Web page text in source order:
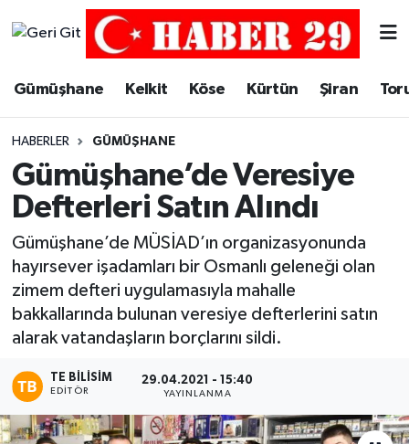
Gümüşhane Kelkit Köse Kürtün Şiran
HABERLER GÜMÜŞHANE
Gümüşhane’de Veresiye
Defterleri Satın Alındı
Gümüşhane’de MÜSİAD’ın organizasyonunda
hayırsever işadamları bir Osmanlı geleneği olan
zimem defteri uygulamasıyla mahalle
bakkallarında bulunan veresiye defterlerini satın
alarak vatandaşların borçlarını sildi.
TE BILISIM
EDITÖR
29.04.2021 - 15:40
YAYINLANMA
Merkez Trafik Yoğunluk Haritası
Süper Lig Puan Durumu ve Fikstür
Tüm Manşetler
Son Dakika Haberleri
Haber Arşivi